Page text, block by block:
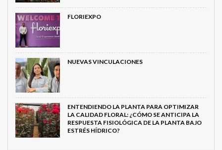
FLORIEXPO
NUEVAS VINCULACIONES
ENTENDIENDO LA PLANTA PARA OPTIMIZAR
LA CALIDAD FLORAL: ¿CÓMO SE ANTICIPA LA
RESPUESTA FISIOLÓGICA DE LA PLANTA BAJO
ESTRÉS HÍDRICO?